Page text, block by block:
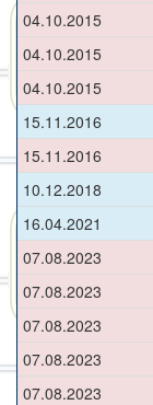
04.10.2015
04.10.2015
04.10.2015
15.11.2016
15.11.2016
10.12.2018
16.04.2021
07.08.2023
07.08.2023
07.08.2023
07.08.2023
07.08.2023